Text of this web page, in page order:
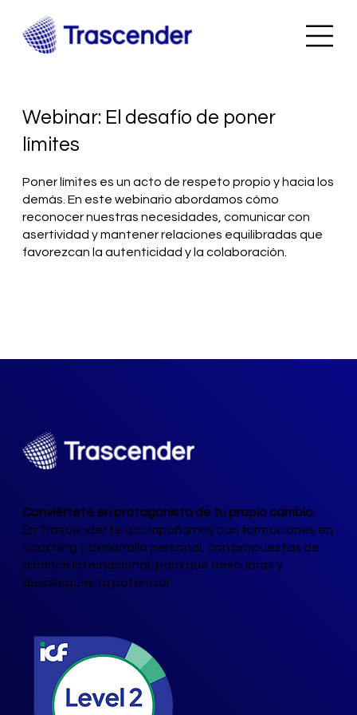
Webinar: El desafío de poner
límites
Poner límites es un acto de respeto propio y hacia los
demás. En este webinario abordamos cómo
reconocer nuestras necesidades, comunicar con
asertividad y mantener relaciones equilibradas que
favorezcan la autenticidad y la colaboración.
Conviértete en protagonista de tu propio cambio.
En Trascender te acompañamos con formaciones en
coaching y desarrollo personal, con propuestas de
alcance internacional, para que descubras y
despliegues tu potencial.